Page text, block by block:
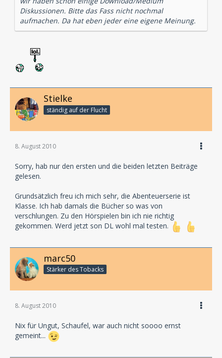
Diskussionen. Bitte das Fass nicht nochmal
aufmachen. Da hat eben jeder eine eigene Meinung.
Stielke
ständig auf der Flucht
8. August 2010
Sorry, hab nur den ersten und die beiden letzten Beiträge
gelesen.
Grundsätzlich freu ich mich sehr, die Abenteuerserie ist
Klasse. Ich hab damals die Bücher so was von
verschlungen. Zu den Hörspielen bin ich nie richtig
gekommen. Werd jetzt son DL wohl mal testen.
marc50
Stärker des Tobacks
8. August 2010
Nix für Ungut, Schaufel, war auch nicht soooo ernst
gemeint...